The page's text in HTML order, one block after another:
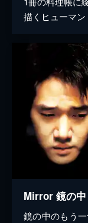
描くヒューマン
Mirror 鏡の中
鏡の中のもう